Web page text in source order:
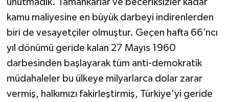
kamu maliyesine en büyük darbeyi indirenlerden
biri de vesayetçiler olmuştur. Geçen hafta 66’ncı
yıl dönümü geride kalan 27 Mayıs 1960
darbesinden başlayarak tüm anti-demokratik
müdahaleler bu ülkeye milyarlarca dolar zarar
vermiş, halkımızı fakirleştirmiş, Türkiye'yi geride